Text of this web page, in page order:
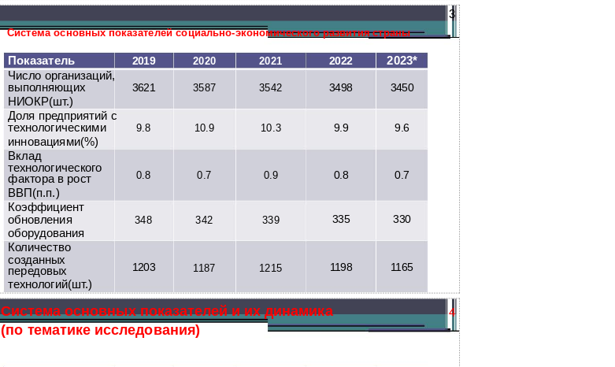
3
Система основных показателей социально-экономического развития страны
Показатель 2019 2020 2021 2022
2023*
Число организаций,
3621 3587 3542 3498 3450
выполняющих
НИОКР(шт.)
Доля предприятий с
9.8 10.9 10.3 9.9 9.6
технологическими
инновациями(%)
Вклад
технологического
0.8 0.7 0.9 0.8 0.7
фактора в рост
ВВП(п.п.)
Коэффициент
348 342 339 335 330
обновления
оборудования
Количество
созданных
1203 1187 1215 1198 1165
передовых
технологий(шт.)
Система основных показателей и их динамика 4
(по тематике исследования)